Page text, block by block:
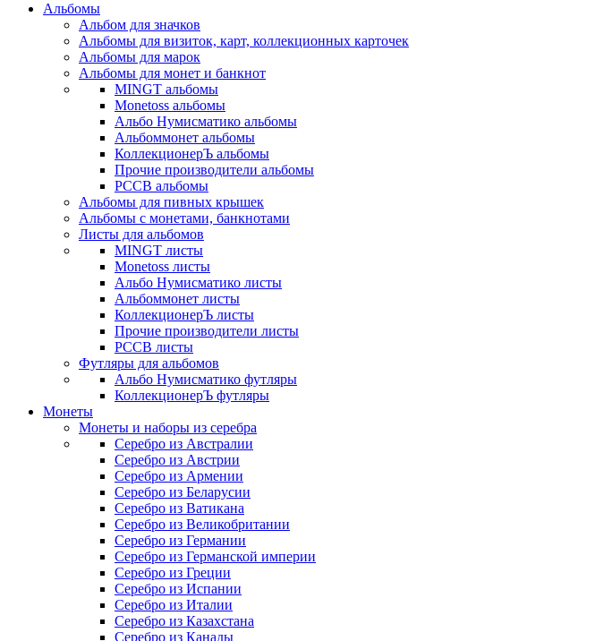
Альбомы
Альбом для значков
Альбомы для визиток, карт, коллекционных карточек
Альбомы для марок
Альбомы для монет и банкнот
MINGT альбомы
Monetoss альбомы
Альбо Нумисматико альбомы
Альбоммонет альбомы
КоллекционерЪ альбомы
Прочие производители альбомы
РССВ альбомы
Альбомы для пивных крышек
Альбомы с монетами, банкнотами
Листы для альбомов
MINGT листы
Monetoss листы
Альбо Нумисматико листы
Альбоммонет листы
КоллекционерЪ листы
Прочие производители листы
РССВ листы
Футляры для альбомов
Альбо Нумисматико футляры
КоллекционерЪ футляры
Монеты
Монеты и наборы из серебра
Серебро из Австралии
Серебро из Австрии
Серебро из Армении
Серебро из Беларусии
Серебро из Ватикана
Серебро из Великобритании
Серебро из Германии
Серебро из Германской империи
Серебро из Греции
Серебро из Испании
Серебро из Италии
Серебро из Казахстана
Серебро из Канады